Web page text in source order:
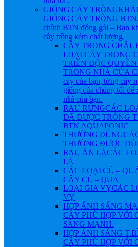
GIỐNG CÂY TRỒNG
GIỐNG CÂY TRỒNG BTN.
chính BTN đóng gói – Bạn
cây trồng kém chất lượng.
CÂY TRONG CHẬU
LOẠI CÂY TRONG
TRIỂN ĐỘC
TRONG NHÀ CỦA
cây của bạn, từng cây
giống của chúng tôi để
nhà của bạn.
RAU RỪNGCÁC
ĐÃ ĐƯỢC TRỒNG
BTN AQUAPONIC
THƯỜNG DÙNG
THƯỜNG ĐƯỢC
RAU ĂN LÁCÁC
LÁ
CÁC LOẠI CỦ –
CÂY CỦ – QUẢ
LOẠI GIA VỴCÁC
VỴ
HỢP ÁNH SÁNG
CÂY PHÙ HỢP VỚI
SÁNG MẠNH.
HỢP ÁNH SÁNG
CÂY PHÙ HỢP VỚI